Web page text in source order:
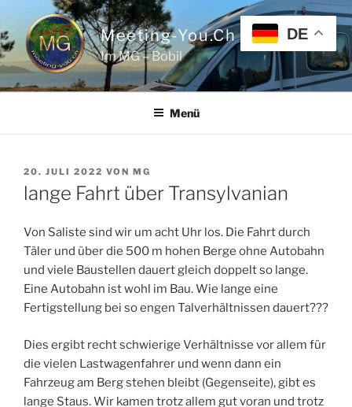
Inhalt
springen
Meeting-You.ch
Im MG – Bobil
Menü
VERÖFFENTLICHT
AM
20. JULI 2022 VON MG
lange Fahrt über Transylvanian
Von Saliste sind wir um acht Uhr los. Die Fahrt durch
Täler und über die 500 m hohen Berge ohne Autobahn
und viele Baustellen dauert gleich doppelt so lange.
Eine Autobahn ist wohl im Bau. Wie lange eine
Fertigstellung bei so engen Talverhältnissen dauert???
Dies ergibt recht schwierige Verhältnisse vor allem für
die vielen Lastwagenfahrer und wenn dann ein
Fahrzeug am Berg stehen bleibt (Gegenseite), gibt es
lange Staus. Wir kamen trotz allem gut voran und trotz
DE